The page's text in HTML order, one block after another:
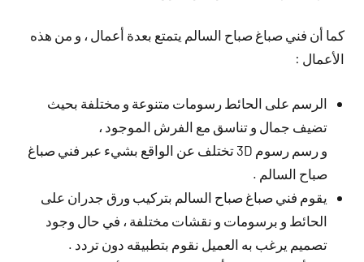
كما أن فني صباغ صباح السالم يتمتع بعدة أعمال ، و من هذه
الأعمال :
الرسم على الحائط رسومات متنوعة و مختلفة بحيث
تضيف جمال و تناسق مع الفرش الموجود ،
و رسم رسوم 3D تختلف عن الواقع بشيء عبر فني صباغ
صباح السالم .
يقوم فني صباغ صباح السالم بتركيب ورق جدران على
الحائط و برسومات و نقشات مختلفة ، في حال وجود
تصميم يرغب به العميل نقوم بتطبيقه دون تردد .